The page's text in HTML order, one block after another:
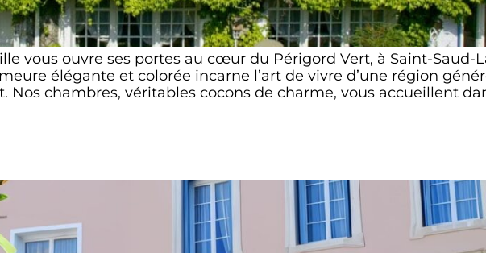
vous ouvre ses portes au cœur du Périgord Vert, à Saint-Saud-
élégante et colorée incarne l’art de vivre d’une région
chambres, véritables cocons de charme, vous accueillent